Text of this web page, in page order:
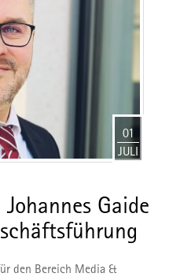
01
JULI
Gaide
den Bereich Media &